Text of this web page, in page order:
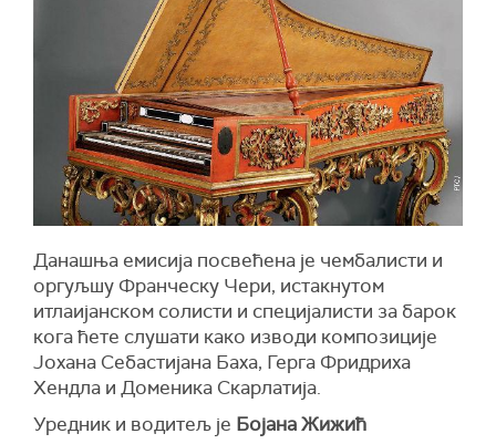
Данашња емисија посвећена је чембалисти и
оргуљшу Франческу Чери, истакнутом
итлаијанском солисти и специјалисти за барок
кога ћете слушати како изводи композиције
Јохана Себастијана Баха, Герга Фридриха
Хендла и Доменика Скарлатија.
Уредник и водитељ је Бојана Жижић